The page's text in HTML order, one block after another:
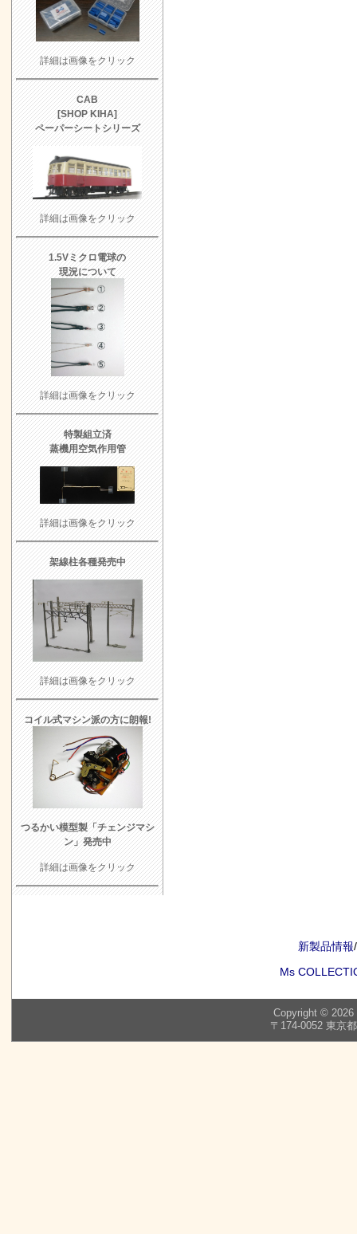
詳細は画像をクリック
CAB
[SHOP KIHA]
ペーパーシートシリーズ
詳細は画像をクリック
1.5Vミクロ電球の
現況について
詳細は画像をクリック
特製組立済
蒸機用空気作用管
詳細は画像をクリック
架線柱各種発売中
詳細は画像をクリック
コイル式マシン派の方に朗報!
つるかい模型製「チェンジマシ
ン」発売中
詳細は画像をクリック
新製品情報/
Ms
Copyright © 2026
〒174-0052 東京